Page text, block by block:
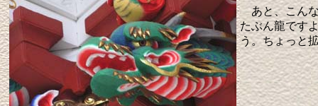
あと、こんな
たぶん龍です
う。ちょっと